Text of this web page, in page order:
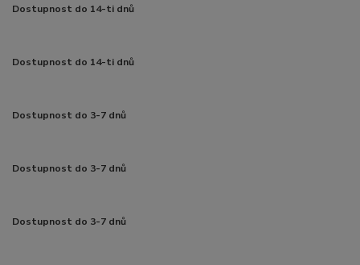
Dostupnost do 14-ti dnů
Dostupnost do 14-ti dnů
Dostupnost do 3-7 dnů
Dostupnost do 3-7 dnů
Dostupnost do 3-7 dnů